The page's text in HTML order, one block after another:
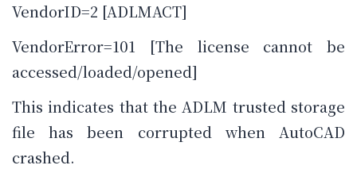
VendorID=2 [ADLMACT]
VendorError=101 [The license cannot be
accessed/loaded/opened]
This indicates that the ADLM trusted storage
file has been corrupted when AutoCAD
crashed.